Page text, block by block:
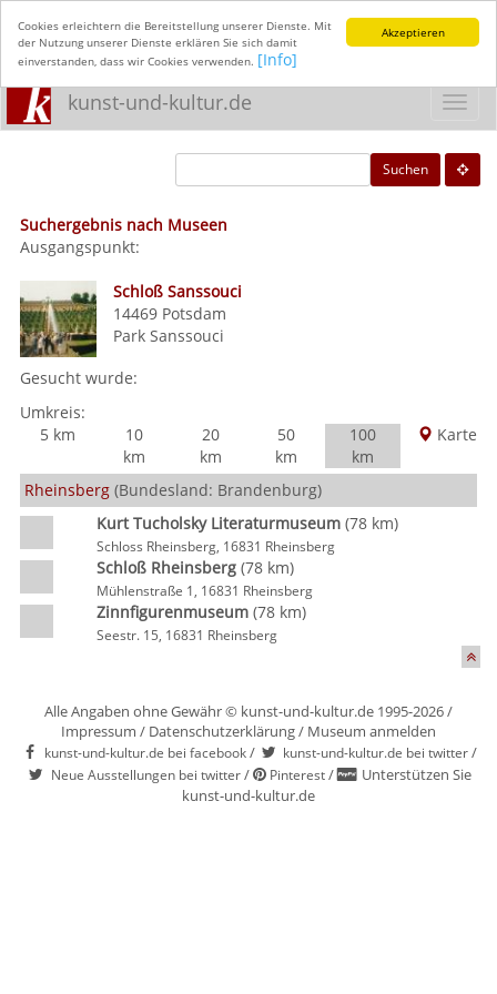
Akzeptieren
Cookies erleichtern die Bereitstellung unserer Dienste. Mit
der Nutzung unserer Dienste erklären Sie sich damit
einverstanden, dass wir Cookies verwenden. [Info]
kunst-und-kultur.de
Suchen
Suchergebnis nach Museen
Ausgangspunkt:
Schloß Sanssouci
14469 Potsdam
Park Sanssouci
Gesucht wurde:
Umkreis:
5 km
10
km
20
km
50
km
100
km
Karte
Rheinsberg (Bundesland: Brandenburg)
Kurt Tucholsky Literaturmuseum(78 km)
Schloss Rheinsberg, 16831 Rheinsberg
Schloß Rheinsberg(78 km)
Mühlenstraße 1, 16831 Rheinsberg
Zinnfigurenmuseum(78 km)
Seestr. 15, 16831 Rheinsberg
Alle Angaben ohne Gewähr © kunst-und-kultur.de 1995-2026 /
Impressum / Datenschutzerklärung/ Museum anmelden
kunst-und-kultur.de bei facebook/ kunst-und-kultur.de bei twitter/
Neue Ausstellungen bei twitter/ Pinterest/
Unterstützen Sie
kunst-und-kultur.de